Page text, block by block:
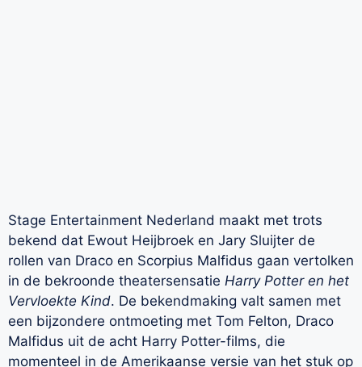
Stage Entertainment Nederland maakt met trots
bekend dat Ewout Heijbroek en Jary Sluijter de
rollen van Draco en Scorpius Malfidus gaan vertolken
in de bekroonde theatersensatie Harry Potter en het
Vervloekte Kind. De bekendmaking valt samen met
een bijzondere ontmoeting met Tom Felton, Draco
Malfidus uit de acht Harry Potter-films, die
momenteel in de Amerikaanse versie van het stuk op